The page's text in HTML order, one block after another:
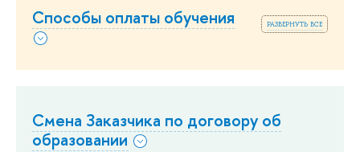
развернуть все
Способы оплаты обучения
Смена Заказчика по договору об
образовании